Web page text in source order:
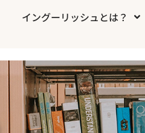
イングーリッシュとは？